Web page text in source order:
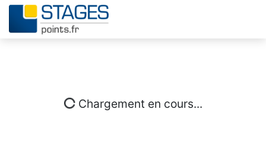
Chargement en cours...